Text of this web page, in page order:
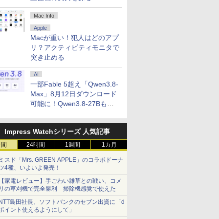
Mac Info
Apple
Macが重い！犯人はどのアプ
リ？アクティビティモニタで
突き止める
AI
一部Fable 5超え「Qwen3.8-
Max」8月12日ダウンロード
可能に！Qwen3.8-27Bも順
Impress Watchシリーズ 人気記事
24時間 1週間 1カ月
スド「Mrs. GREEN APPLE」のコラボドーナ
4種、いよいよ発売！
家電レビュー】手ごわい雑草との戦い、コメ
の草刈機で完全勝利 掃除機感覚で使えた
島田社長、ソフトバンクのセブン出資に「d
イント使えるようにして」